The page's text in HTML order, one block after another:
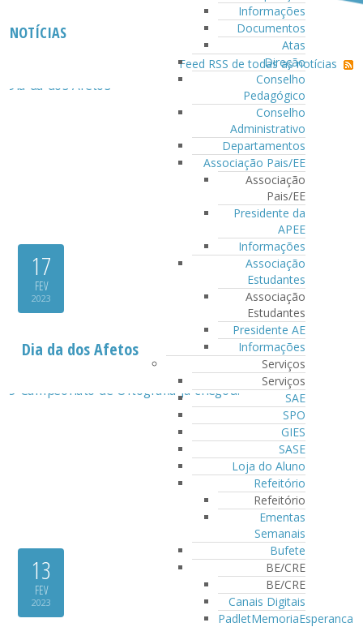
Informações
Documentos
Atas
Direção
Conselho
Pedagógico
Conselho
Administrativo
Departamentos
Associação Pais/EE
Associação
Pais/EE
Presidente da
APEE
Informações
Associação
Estudantes
Associação
Estudantes
Presidente AE
Informações
Serviços
Serviços
SAE
SPO
GIES
SASE
Loja do Aluno
Refeitório
Refeitório
Ementas
Semanais
Bufete
BE/CRE
BE/CRE
Canais Digitais
PadletMemoriaEsperanca
NOTÍCIAS
Feed RSS de todas as notícias
17
FEV
2023
Dia da dos Afetos
13
FEV
2023